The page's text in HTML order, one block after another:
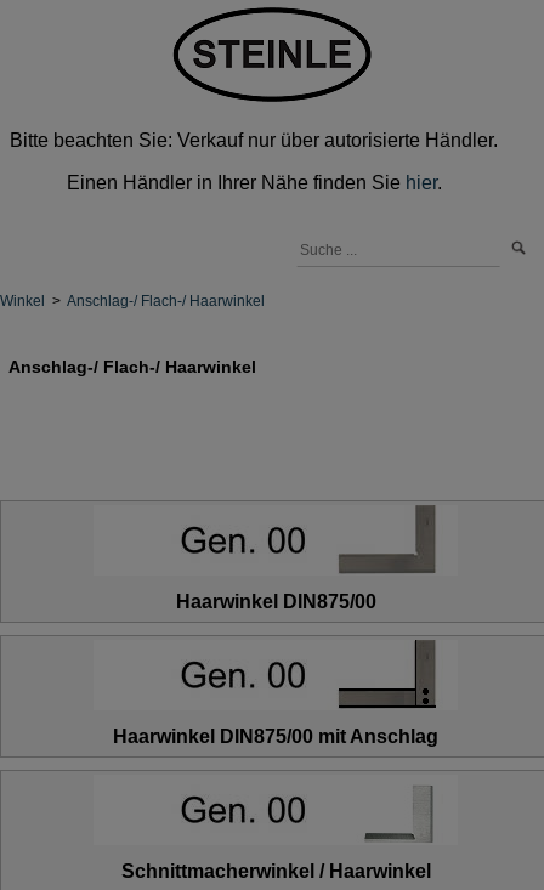
Bitte beachten Sie: Verkauf nur über autorisierte Händler.
Einen Händler in Ihrer Nähe finden Sie hier.
Winkel > Anschlag-/ Flach-/ Haarwinkel
Anschlag-/ Flach-/ Haarwinkel
Haarwinkel DIN875/00
Haarwinkel DIN875/00 mit Anschlag
Schnittmacherwinkel / Haarwinkel